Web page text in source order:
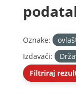
Oznake:
Izdavači:
Filtriraj